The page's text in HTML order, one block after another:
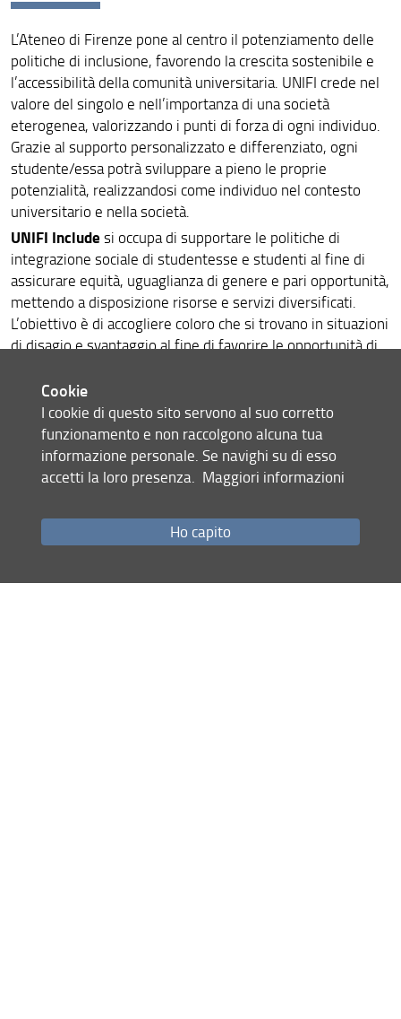
L’Ateneo di Firenze pone al centro il potenziamento delle
politiche di inclusione, favorendo la crescita sostenibile e
l’accessibilità della comunità universitaria. UNIFI crede nel
valore del singolo e nell’importanza di una società
eterogenea, valorizzando i punti di forza di ogni individuo.
Grazie al supporto personalizzato e differenziato, ogni
studente/essa potrà sviluppare a pieno le proprie
potenzialità, realizzandosi come individuo nel contesto
universitario e nella società.
UNIFI Include si occupa di supportare le politiche di
integrazione sociale di studentesse e studenti al fine di
assicurare equità, uguaglianza di genere e pari opportunità,
mettendo a disposizione risorse e servizi diversificati.
L’obiettivo è di accogliere coloro che si trovano in situazioni
di disagio e svantaggio al fine di favorire le opportunità di
durata del percorso formativo. Inoltre, UNIFI Include
supporta azioni finalizzate a migliorare la salute ed il
benessere psico-fisico, contribuendo alla diffusione di una
cultura di inclusione e socialità.
Il nuovo spazio per l’accoglienza, situato presso il Campus
al fine di realizzare locali completamentiaccessibili, privi di
barriere architettonichee atti a tutelare lariservatezza
Cookie
I cookie di questo sito servono al suo corretto
funzionamento e non raccolgono alcuna tua
informazione personale. Se navighi su di esso
accetti la loro presenza. Maggiori informazioni
Ho capito